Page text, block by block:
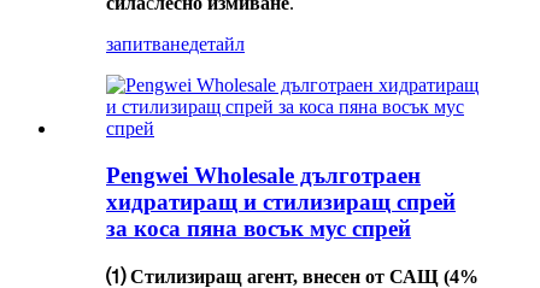
запитванедетайл
Pengwei Wholesale дълготраен
хидратиращ и стилизиращ спрей
за коса пяна восък мус спрей
⑴ Стилизиращ агент, внесен от САЩ (4%